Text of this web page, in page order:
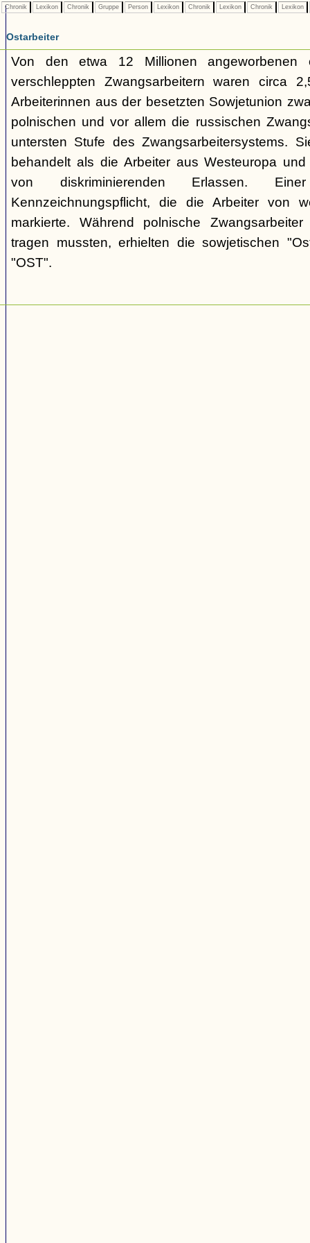
Chronik Lexikon Chronik Gruppe Person Lexikon Chronik Lexikon Chronik Lexikon
Ostarbeiter
Von den etwa 12 Millionen angeworbenen
verschleppten Zwangsarbeitern waren circa
Arbeiterinnen aus der besetzten Sowjetunion
polnischen und vor allem die russischen
untersten Stufe des Zwangsarbeitersystems.
behandelt als die Arbeiter aus Westeuropa
von diskriminierenden Erlassen.
Kennzeichnungspflicht, die die Arbeiter von
markierte. Während polnische
tragen mussten, erhielten die sowjetischen
"OST".